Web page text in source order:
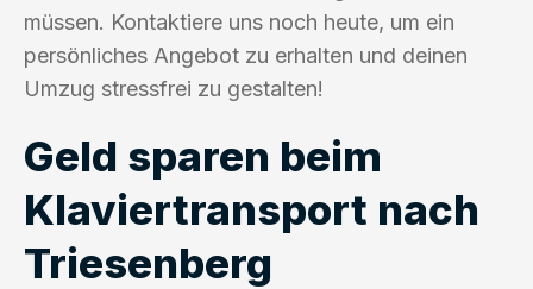
müssen. Kontaktiere uns noch heute, um ein
persönliches Angebot zu erhalten und deinen
Umzug stressfrei zu gestalten!
Geld sparen beim
Klaviertransport nach
Triesenberg